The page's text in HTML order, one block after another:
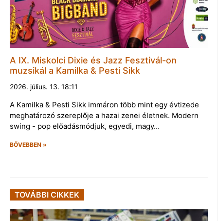
A IX. Miskolci Dixie és Jazz Fesztivál-on
muzsikál a Kamilka & Pesti Sikk
2026. július. 13. 18:11
A Kamilka & Pesti Sikk immáron több mint egy évtizede
meghatározó szereplője a hazai zenei életnek. Modern
swing - pop előadásmódjuk, egyedi, magy…
BŐVEBBEN »
TOVÁBBI CIKKEK